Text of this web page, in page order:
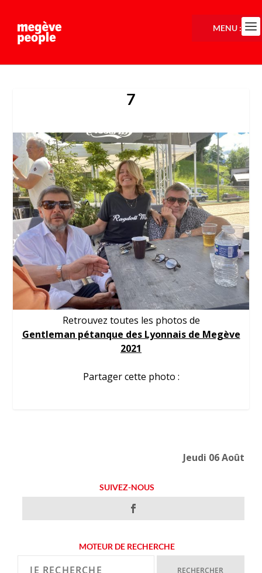
7
Retrouvez toutes les photos de
Gentleman pétanque des Lyonnais de Megève
2021
Partager cette photo :
Jeudi 06 Août
SUIVEZ-NOUS
MOTEUR DE RECHERCHE
MENU :